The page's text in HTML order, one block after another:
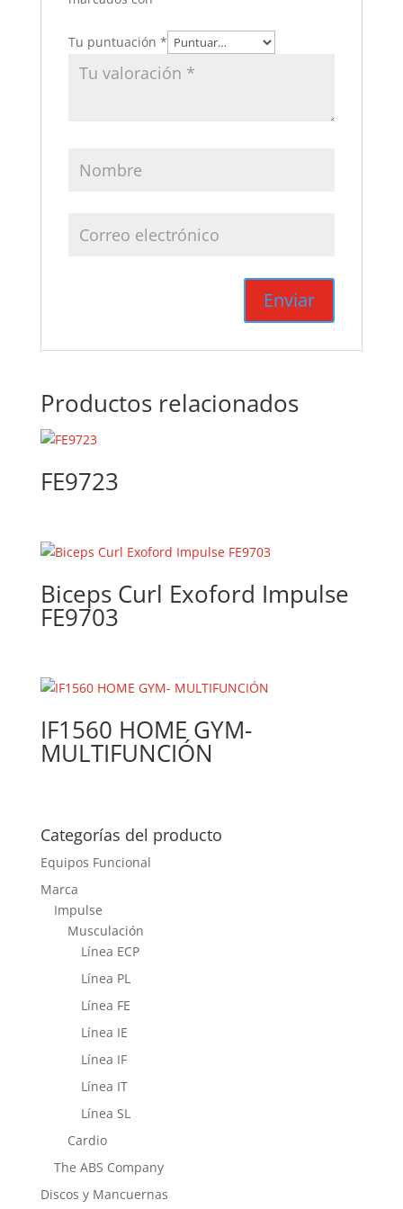
Tu puntuación *
Productos relacionados
FE9723
Biceps Curl Exoford Impulse
FE9703
IF1560 HOME GYM-
MULTIFUNCIÓN
Categorías del producto
Equipos Funcional
Marca
Impulse
Musculación
Línea ECP
Línea PL
Línea FE
Línea IE
Línea IF
Línea IT
Línea SL
Cardio
The ABS Company
Discos y Mancuernas